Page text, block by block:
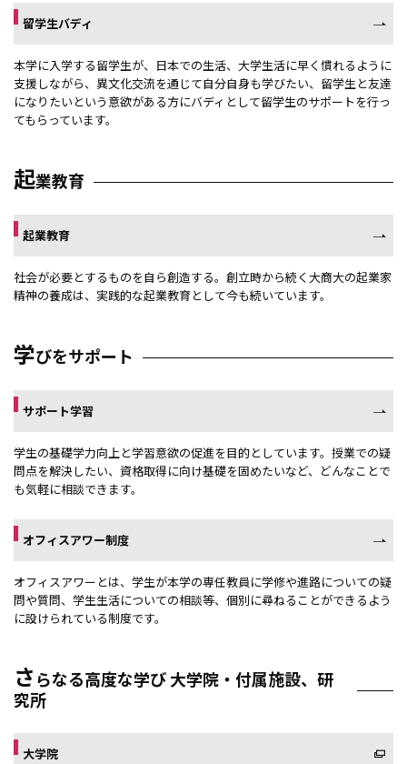
留学生バディ
本学に入学する留学生が、日本での生活、大学生活に早く慣れるように
支援しながら、異文化交流を通じて自分自身も学びたい、留学生と友達
になりたいという意欲がある方にバディとして留学生のサポートを行っ
てもらっています。
起業教育
起業教育
社会が必要とするものを自ら創造する。創立時から続く大商大の起業家
精神の養成は、実践的な起業教育として今も続いています。
学びをサポート
サポート学習
学生の基礎学力向上と学習意欲の促進を目的としています。授業での疑
問点を解決したい、資格取得に向け基礎を固めたいなど、どんなことで
も気軽に相談できます。
オフィスアワー制度
オフィスアワーとは、学生が本学の専任教員に学修や進路についての疑
問や質問、学生生活についての相談等、個別に尋ねることができるよう
に設けられている制度です。
さらなる高度な学び 大学院・付属施設、研
究所
大学院